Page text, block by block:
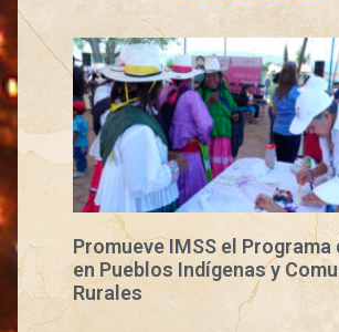
Promueve IMSS el Programa
en Pueblos Indígenas y
Rurales